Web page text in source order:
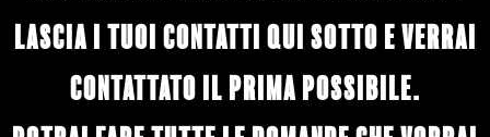
Lascia i tuoi contatti qui sotto e verrai
contattato il prima possibile.